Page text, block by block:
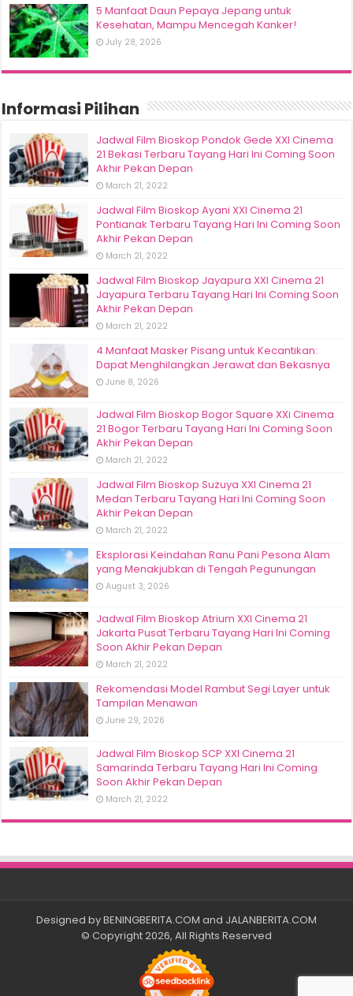
5 Manfaat Daun Pepaya Jepang untuk
Kesehatan, Mampu Mencegah Kanker!
July 28, 2026
Informasi Pilihan
Jadwal Film Bioskop Pondok Gede XXI Cinema
21 Bekasi Terbaru Tayang Hari Ini Coming Soon
Akhir Pekan Depan
March 21, 2022
Jadwal Film Bioskop Ayani XXI Cinema 21
Pontianak Terbaru Tayang Hari Ini Coming Soon
Akhir Pekan Depan
March 21, 2022
Jadwal Film Bioskop Jayapura XXI Cinema 21
Jayapura Terbaru Tayang Hari Ini Coming Soon
Akhir Pekan Depan
March 21, 2022
4 Manfaat Masker Pisang untuk Kecantikan:
Dapat Menghilangkan Jerawat dan Bekasnya
June 8, 2026
Jadwal Film Bioskop Bogor Square XXi Cinema
21 Bogor Terbaru Tayang Hari Ini Coming Soon
Akhir Pekan Depan
March 21, 2022
Jadwal Film Bioskop Suzuya XXI Cinema 21
Medan Terbaru Tayang Hari Ini Coming Soon
Akhir Pekan Depan
March 21, 2022
Eksplorasi Keindahan Ranu Pani Pesona Alam
yang Menakjubkan di Tengah Pegunungan
August 3, 2026
Jadwal Film Bioskop Atrium XXI Cinema 21
Jakarta Pusat Terbaru Tayang Hari Ini Coming
Soon Akhir Pekan Depan
March 21, 2022
Rekomendasi Model Rambut Segi Layer untuk
Tampilan Menawan
June 29, 2026
Jadwal Film Bioskop SCP XXI Cinema 21
Samarinda Terbaru Tayang Hari Ini Coming
Soon Akhir Pekan Depan
March 21, 2022
Designed byBENINGBERITA.COM and JALANBERITA.COM
© Copyright 2026, All Rights Reserved